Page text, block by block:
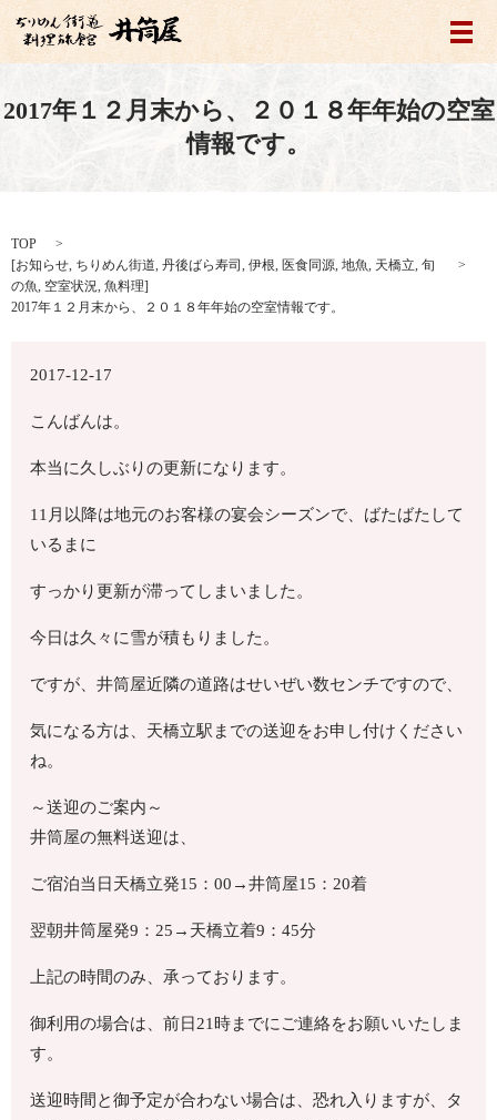
メ
2017年１２月末から、２０１８年年始の空室
情報です。
TOP
[お知らせ, ちりめん街道, 丹後ばら寿司 , 伊根, 医食同源, 地魚, 天橋立, 旬
の魚, 空室状況, 魚料理]
2017年１２月末から、２０１８年年始の空室情報です。
2017-12-17
こんばんは。
本当に久しぶりの更新になります。
11月以降は地元のお客様の宴会シーズンで、ばたばたして
いるまに
すっかり更新が滞ってしまいました。
今日は久々に雪が積もりました。
ですが、井筒屋近隣の道路はせいぜい数センチですので、
気になる方は、天橋立駅までの送迎をお申し付けください
ね。
～送迎のご案内～
井筒屋の無料送迎は、
ご宿泊当日天橋立発15：00→井筒屋15：20着
翌朝井筒屋発9：25→天橋立着9：45分
上記の時間のみ、承っております。
御利用の場合は、前日21時までにご連絡をお願いいたしま
す。
送迎時間と御予定が合わない場合は、恐れ入りますが、タ